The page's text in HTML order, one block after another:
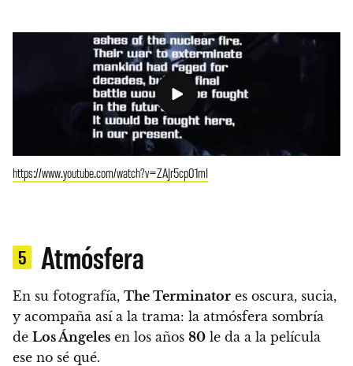
https://www.youtube.com/watch?v=ZAJr5cp01mI
5 Atmósfera
En su fotografía, The Terminator es oscura, sucia,
y acompaña así a la trama: la atmósfera sombría
de Los Ángeles en los años 80 le da a la película
ese no sé qué.